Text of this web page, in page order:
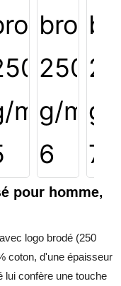
pour homme,
logo brodé (250
coton, d'une épaisseur
lui confère une touche